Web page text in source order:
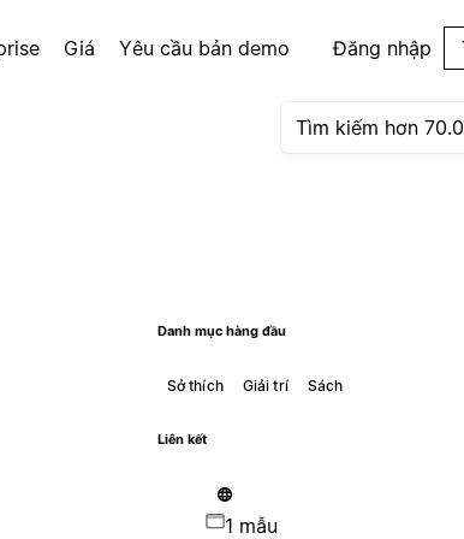
Giá Yêu cầu bản demo Đăng nhập
Danh mục hàng đầu
Sở thích Giải trí Sách
Liên kết
1 mẫu